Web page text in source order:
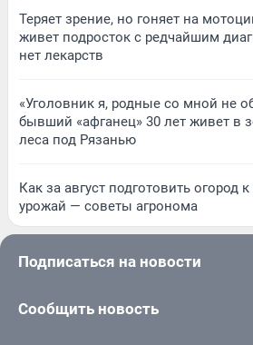
Теряет зрение, но гоняет на
живет подросток с редчайшим
нет лекарств
«Уголовник я, родные со мной не
бывший «афганец» 30 лет живет в
леса под Рязанью
Как за август подготовить огород
урожай — советы агронома
Подписаться на новости
Сообщить новость